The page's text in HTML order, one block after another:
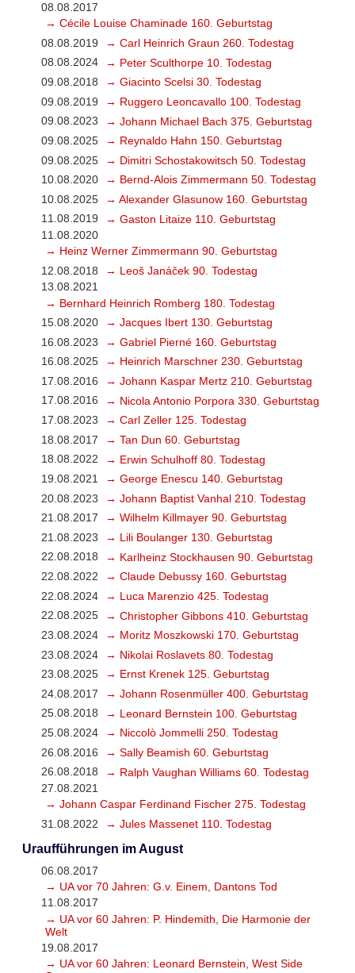
08.08.2017
→ Cécile Louise Chaminade 160. Geburtstag
08.08.2019
→ Carl Heinrich Graun 260. Todestag
08.08.2024
→ Peter Sculthorpe 10. Todestag
09.08.2018
→ Giacinto Scelsi 30. Todestag
09.08.2019
→ Ruggero Leoncavallo 100. Todestag
09.08.2023
→ Johann Michael Bach 375. Geburtstag
09.08.2025
→ Reynaldo Hahn 150. Geburtstag
09.08.2025
→ Dimitri Schostakowitsch 50. Todestag
10.08.2020
→ Bernd-Alois Zimmermann 50. Todestag
10.08.2025
→ Alexander Glasunow 160. Geburtstag
11.08.2019
→ Gaston Litaize 110. Geburtstag
11.08.2020
→ Heinz Werner Zimmermann 90. Geburtstag
12.08.2018
→ Leoš Janáček 90. Todestag
13.08.2021
→ Bernhard Heinrich Romberg 180. Todestag
15.08.2020
→ Jacques Ibert 130. Geburtstag
16.08.2023
→ Gabriel Pierné 160. Geburtstag
16.08.2025
→ Heinrich Marschner 230. Geburtstag
17.08.2016
→ Johann Kaspar Mertz 210. Geburtstag
17.08.2016
→ Nicola Antonio Porpora 330. Geburtstag
17.08.2023
→ Carl Zeller 125. Todestag
18.08.2017
→ Tan Dun 60. Geburtstag
18.08.2022
→ Erwin Schulhoff 80. Todestag
19.08.2021
→ George Enescu 140. Geburtstag
20.08.2023
→ Johann Baptist Vanhal 210. Todestag
21.08.2017
→ Wilhelm Killmayer 90. Geburtstag
21.08.2023
→ Lili Boulanger 130. Geburtstag
22.08.2018
→ Karlheinz Stockhausen 90. Geburtstag
22.08.2022
→ Claude Debussy 160. Geburtstag
22.08.2024
→ Luca Marenzio 425. Todestag
22.08.2025
→ Christopher Gibbons 410. Geburtstag
23.08.2024
→ Moritz Moszkowski 170. Geburtstag
23.08.2024
→ Nikolai Roslavets 80. Todestag
23.08.2025
→ Ernst Krenek 125. Geburtstag
24.08.2017
→ Johann Rosenmüller 400. Geburtstag
25.08.2018
→ Leonard Bernstein 100. Geburtstag
25.08.2024
→ Niccolò Jommelli 250. Todestag
26.08.2016
→ Sally Beamish 60. Geburtstag
26.08.2018
→ Ralph Vaughan Williams 60. Todestag
27.08.2021
→ Johann Caspar Ferdinand Fischer 275. Todestag
31.08.2022
→ Jules Massenet 110. Todestag
Uraufführungen im August
06.08.2017
→ UA vor 70 Jahren: G.v. Einem, Dantons Tod
11.08.2017
→ UA vor 60 Jahren: P. Hindemith, Die Harmonie der
Welt
19.08.2017
→ UA vor 60 Jahren: Leonard Bernstein, West Side